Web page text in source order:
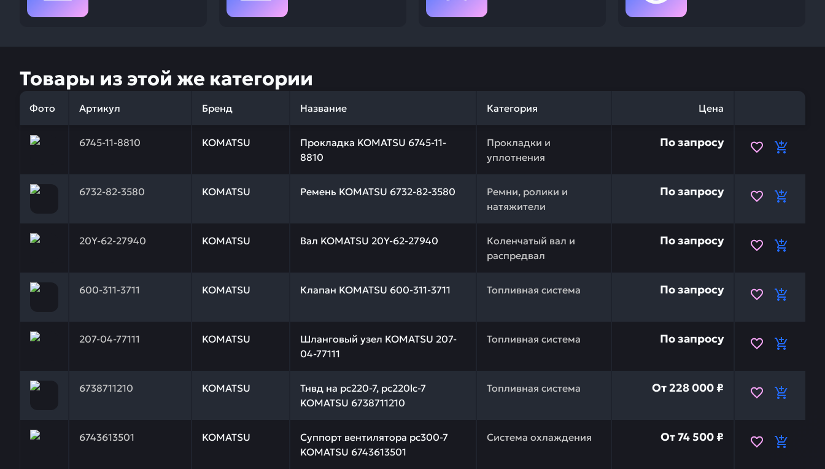
Товары из этой же категории
Фото Артикул Бренд Название Категория Цена
6745-11-8810 KOMATSU
Прокладка KOMATSU 6745-11-
8810
Прокладки и
уплотнения
Заказывая запчасти у нас, вы получаете гарантию качества и профессиональный подбор. Прокладка KOMATSU 6745-11-8810 — это инвестиция в
По запросу
6732-82-3580 KOMATSU Ремень KOMATSU 6732-82-3580
Ремни, ролики и
натяжители
Заказывая запчасти у нас, вы получаете гарантию качества и профессиональный подбор. Ремень KOMATSU 6732-82-3580 — это инвестиция в
По запросу
20Y-62-27940 KOMATSU Вал KOMATSU 20Y-62-27940
Коленчатый вал и
распредвал
Заказывая запчасти у нас, вы получаете гарантию качества и профессиональный подбор. Вал KOMATSU 20Y-62-27940 — это инвестиция в бесперебойную
По запросу
600-311-3711 KOMATSU Клапан KOMATSU 600-311-3711 Топливная система
Заказывая запчасти у нас, вы получаете гарантию качества и профессиональный подбор. Клапан KOMATSU 600-311-3711 — это инвестиция в
По запросу
207-04-77111 KOMATSU
Шланговый узел KOMATSU 207-
04-77111
Топливная система
Заказывая запчасти у нас, вы получаете гарантию качества и профессиональный подбор. Шланговый узел KOMATSU 207-04-77111 — это инвестиция в
По запросу
6738711210 KOMATSU
Тнвд на pc220-7, pc220lc-7
KOMATSU 6738711210
Топливная система
Заказывая запчасти у нас, вы получаете гарантию качества и профессиональный подбор. Тнвд на pc220-7, pc220lc-7 KOMATSU 6738711210 — это
От228 000 ₽
6743613501 KOMATSU
Суппорт вентилятора pc300-7
KOMATSU 6743613501
Система охлаждения
Заказывая запчасти у нас, вы получаете гарантию качества и профессиональный подбор. Суппорт вентилятора pc300-7 KOMATSU 6743613501 — это
От74 500 ₽